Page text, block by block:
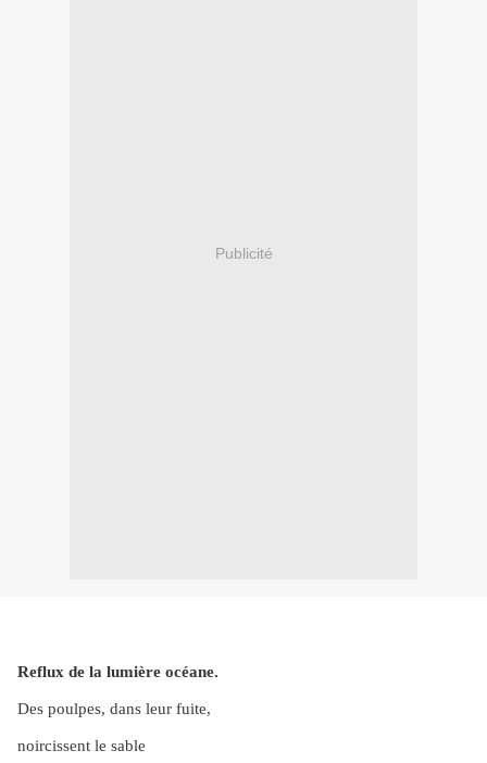
Publicité
Reflux de la lumière océane.
Des poulpes, dans leur fuite,
noircissent le sable